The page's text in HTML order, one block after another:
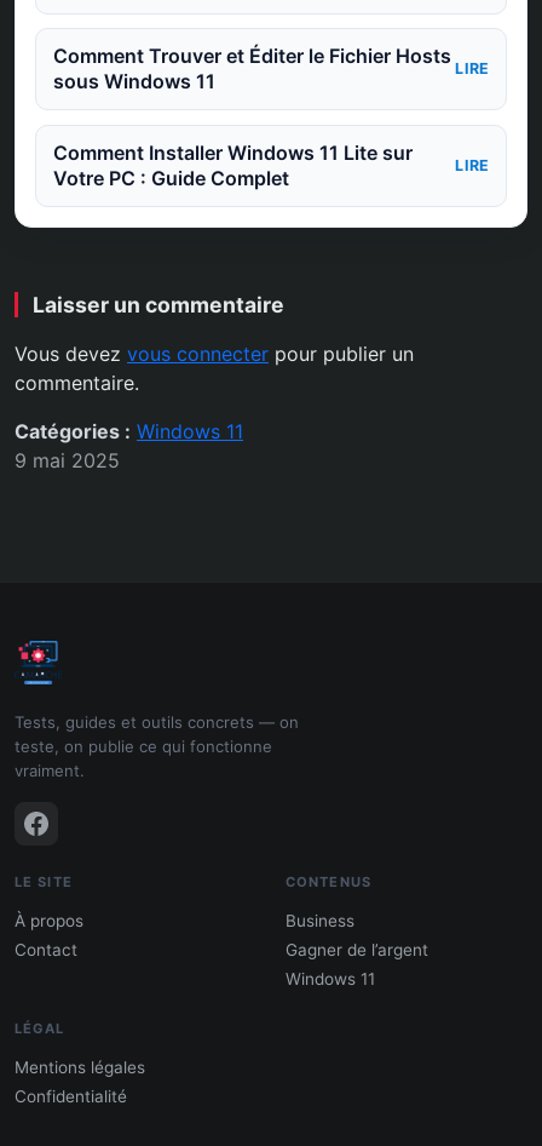
Comment Trouver et Éditer le Fichier Hosts
sous Windows 11
LIRE
Comment Installer Windows 11 Lite sur
Votre PC : Guide Complet
LIRE
Laisser un commentaire
Vous devez vous connecter pour publier un
commentaire.
Catégories : Windows 11
9 mai 2025
Tests, guides et outils concrets — on
teste, on publie ce qui fonctionne
vraiment.
LE SITE
À propos
Contact
CONTENUS
Business
Gagner de l’argent
Windows 11
LÉGAL
Mentions légales
Confidentialité